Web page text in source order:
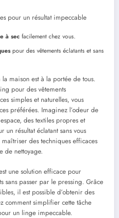
pour un résultat impeccable
à sec facilement chez vous.
pour des vêtements éclatants et sans
la maison est à la portée de tous.
pour des vêtements
simples et naturelles, vous
préférées. Imaginez l’odeur de
des textiles propres et
un résultat éclatant sans vous
des techniques efficaces
de nettoyage.
une solution efficace pour
sans passer par le pressing. Grâce
il est possible d’obtenir des
comment simplifier cette tâche
un linge impeccable.